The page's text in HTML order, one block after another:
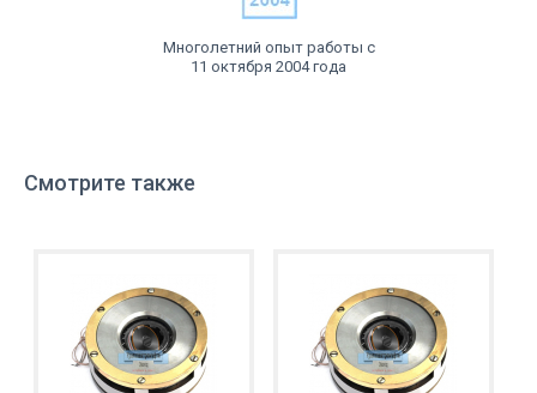
Многолетний опыт работы с
11 октября 2004 года
Смотрите также